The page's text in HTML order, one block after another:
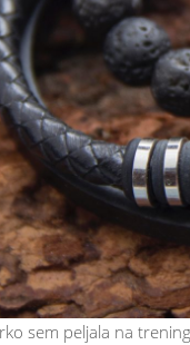
sem peljala na